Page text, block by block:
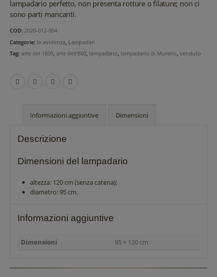
lampadario perfetto, non presenta rotture o filature; non ci
sono parti mancanti.
COD: 2020-012-004
Categorie: In evidenza Lampadari
Tag: arte del 1800 arte dell'800 lampadario lampadario di Murano venduto
Informazioni aggiuntive Dimensioni
Descrizione
Dimensioni del lampadario
altezza: 120 cm (senza catena);
diametro: 95 cm.
Informazioni aggiuntive
Dimensioni 95 × 120 cm